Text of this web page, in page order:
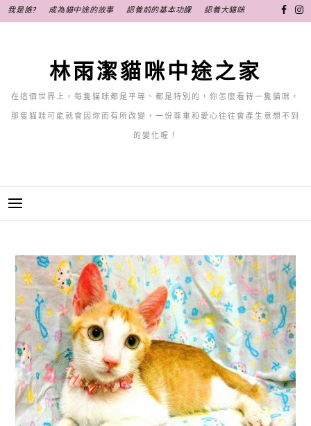
至
我是誰? 成為貓中途的故事 認養前的基本功課 認養大貓咪
林雨潔貓咪中途之家
在這個世界上，每隻貓咪都是平等、都是特別的，你怎麼看待一隻貓咪，
那隻貓咪可能就會因你而有所改變，一份尊重和愛心往往會產生意想不到
的變化喔！